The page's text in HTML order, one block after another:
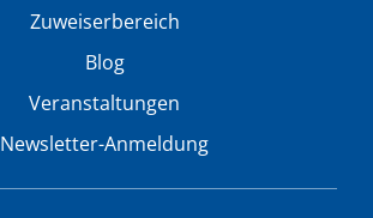
Zuweiserbereich
Blog
Veranstaltungen
Newsletter-Anmeldung